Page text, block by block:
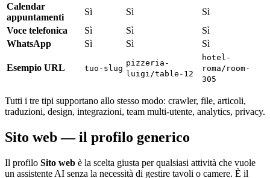
Calendar
appuntamenti
Sì Sì
Sì
Voce telefonica
Sì Sì
Sì
WhatsApp
Sì Sì Sì
Esempio URL tuo-slug
pizzeria-
luigi/table-12
hotel-
roma/room-
305
Tutti i tre tipi supportano allo stesso modo: crawler, file, articoli,
traduzioni, design, integrazioni, team multi-utente, analytics, privacy.
Sito web — il profilo generico
Il profilo Sito web è la scelta giusta per qualsiasi attività che vuole
un assistente AI senza la necessità di gestire tavoli o camere. È il